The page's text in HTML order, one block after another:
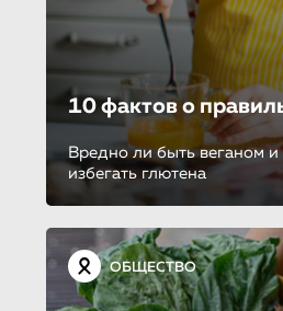
10 фактов о
Вредно ли быть веганом и
избегать глютена
ОБЩЕСТВО